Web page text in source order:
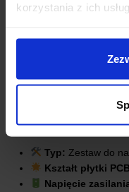
korzystania z ich
SPECYFIKACJA
Typ: Zestaw do
Kształt płytki PCB
Napięcie